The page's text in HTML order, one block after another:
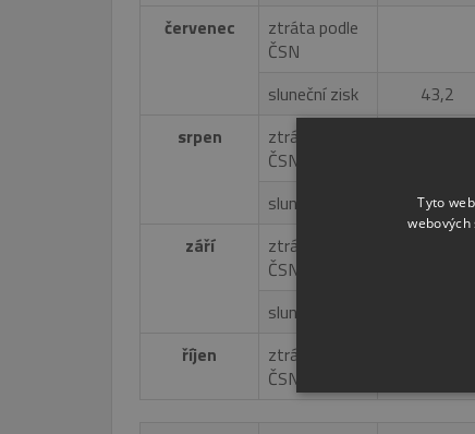
červenec
ztráta podle
ČSN
sluneční zisk 43,2
srpen
ztráta podle
ČSN
sluneční zisk 36,34
září
ztráta podle
ČSN
sluneční zisk
říjen
ztráta podle
ČSN
Tyto
NEZBYTNĚ